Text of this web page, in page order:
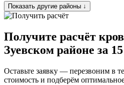
Показать другие районы ↓
Получите расчёт
Зуевском районе за
Оставьте заявку — перезвоним в
стоимость и подберём